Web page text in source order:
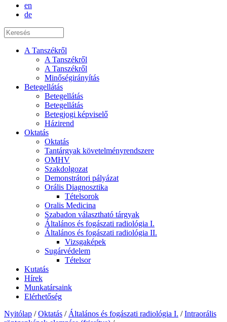
en
de
A Tanszékről
A Tanszékről
A Tanszékről
Minőségirányítás
Betegellátás
Betegellátás
Betegellátás
Betegjogi képviselő
Házirend
Oktatás
Oktatás
Tantárgyak követelményrendszere
OMHV
Szakdolgozat
Demonstrátori pályázat
Orális Diagnosztika
Tételsorok
Oralis Medicina
Szabadon választható tárgyak
Általános és fogászati radiológia I.
Általános és fogászati radiológia II.
Vizsgaképek
Sugárvédelem
Tételsor
Kutatás
Hírek
Munkatársaink
Elérhetőség
Nyitólap / Oktatás / Általános és fogászati radiológia I. / Intraorális